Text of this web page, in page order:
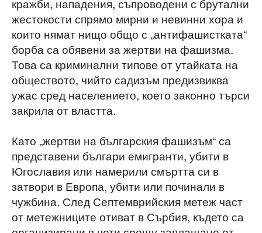
кражби, нападения, съпроводени с брутални
жестокости спрямо мирни и невинни хора и
които нямат нищо общо с „антифашистката“
борба са обявени за жертви на фашизма.
Това са криминални типове от утайката на
обществото, чийто садизъм предизвиква
ужас сред населението, което законно търси
закрила от властта.
Като „жертви на българския фашизъм“ са
представени българи емигранти, убити в
Югославия или намерили смъртта си в
затвори в Европа, убити или починали в
чужбина. След Септемврийския метеж част
от метежниците отиват в Сърбия, където са